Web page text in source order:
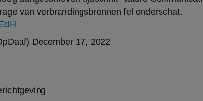
van verbrandingsbronnen fel onderschat.
December 17, 2022